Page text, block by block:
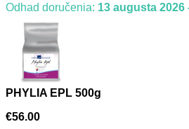
Odhad doručenia: 13 augusta 2026
PHYLIA EPL 500g
€56.00